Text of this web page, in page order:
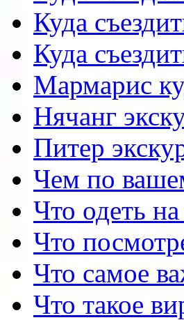
Куда
Куда
Мармарис
Нячанг
Питер
Чем по
Что одеть
Что
Что самое
Что такое